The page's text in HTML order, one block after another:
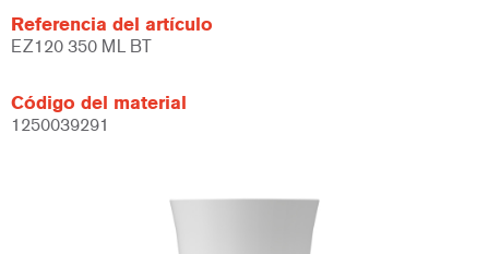
Referencia del artículo
EZ120 350 ML BT
Código del material
1250039291